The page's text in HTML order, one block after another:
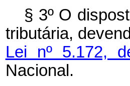
§ 3º O
tributária,
Lei nº 5.172,
Nacional.